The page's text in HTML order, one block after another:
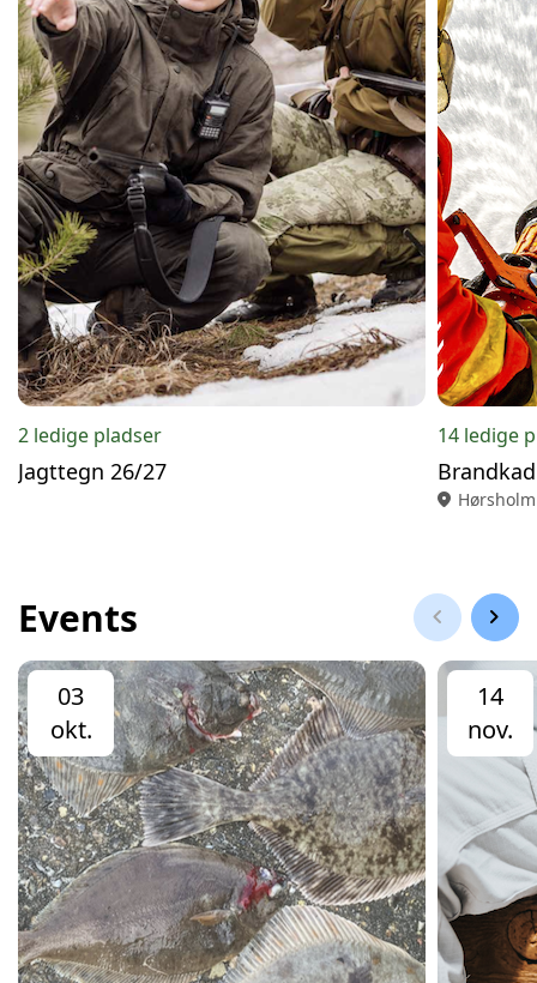
2 ledige pladser
Jagttegn 26/27
14 ledige
location_on
Events chevron_left chevron_right
03
okt.
14
nov.